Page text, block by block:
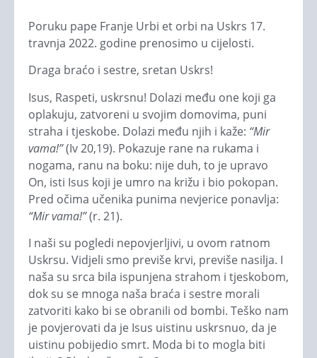
Poruku pape Franje Urbi et orbi na Uskrs 17.
travnja 2022. godine prenosimo u cijelosti.
Draga braćo i sestre, sretan Uskrs!
Isus, Raspeti, uskrsnu! Dolazi među one koji ga
oplakuju, zatvoreni u svojim domovima, puni
straha i tjeskobe. Dolazi među njih i kaže: “Mir
vama!”(Iv 20,19). Pokazuje rane na rukama i
nogama, ranu na boku: nije duh, to je upravo
On, isti Isus koji je umro na križu i bio pokopan.
Pred očima učenika punima nevjerice ponavlja:
“Mir vama!”(r. 21).
I naši su pogledi nepovjerljivi, u ovom ratnom
Uskrsu. Vidjeli smo previše krvi, previše nasilja. I
naša su srca bila ispunjena strahom i tjeskobom,
dok su se mnoga naša braća i sestre morali
zatvoriti kako bi se obranili od bombi. Teško nam
je povjerovati da je Isus uistinu uskrsnuo, da je
uistinu pobijedio smrt. Moda bi to mogla biti